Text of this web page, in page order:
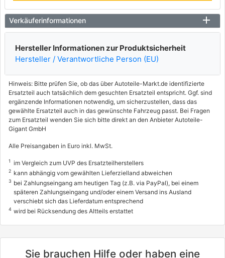
Verkäuferinformationen
Hersteller Informationen zur Produktsicherheit
Hersteller / Verantwortliche Person (EU)
Hinweis: Bitte prüfen Sie, ob das über Autoteile-Markt.de identifizierte
Ersatzteil auch tatsächlich dem gesuchten Ersatzteil entspricht. Ggf. sind
ergänzende Informationen notwendig, um sicherzustellen, dass das
gewählte Ersatzteil auch in das gewünschte Fahrzeug passt. Bei Fragen
zum Ersatzteil wenden Sie sich bitte direkt an den Anbieter Autoteile-
Gigant GmbH
Alle Preisangaben in Euro inkl. MwSt.
1 im Vergleich zum UVP des Ersatzteilherstellers
2 kann abhängig vom gewählten Lieferzielland abweichen
3 bei Zahlungseingang am heutigen Tag (z.B. via PayPal), bei einem
späteren Zahlungseingang und/oder einem Versand ins Ausland
verschiebt sich das Lieferdatum entsprechend
4 wird bei Rücksendung des Altteils erstattet
Sie brauchen Hilfe oder haben eine